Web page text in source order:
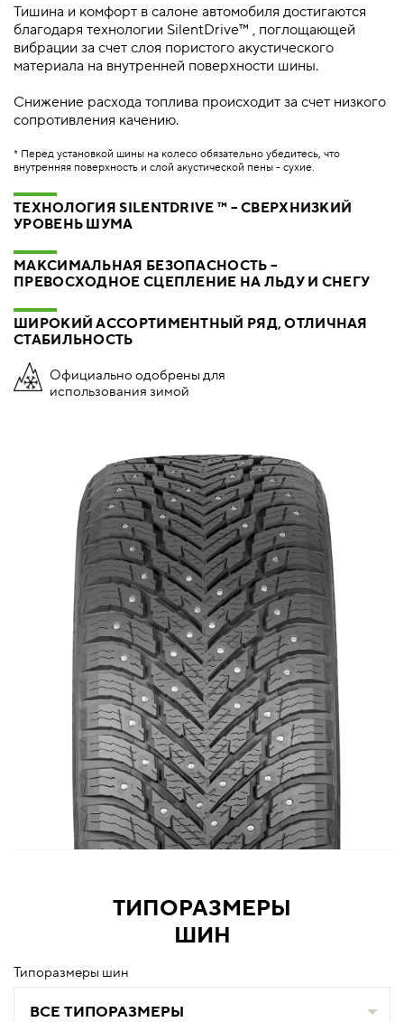
Тишина и комфорт в салоне автомобиля достигаются
благодаря технологии SilentDrive™ , поглощающей
вибрации за счет слоя пористого акустического
материала на внутренней поверхности шины.
Снижение расхода топлива происходит за счет низкого
сопротивления качению.
* Перед установкой шины на колесо обязательно убедитесь, что
внутренняя поверхность и слой акустической пены - сухие.
ТЕХНОЛОГИЯ SILENTDRIVE ™ – СВЕРХНИЗКИЙ
УРОВЕНЬ ШУМА
МАКСИМАЛЬНАЯ БЕЗОПАСНОСТЬ –
ПРЕВОСХОДНОЕ СЦЕПЛЕНИЕ НА ЛЬДУ И СНЕГУ
ШИРОКИЙ АССОРТИМЕНТНЫЙ РЯД, ОТЛИЧНАЯ
СТАБИЛЬНОСТЬ
Официально одобрены для
использования зимой
ТИПОРАЗМЕРЫ
ШИН
Типоразмеры шин
ВСЕ ТИПОРАЗМЕРЫ